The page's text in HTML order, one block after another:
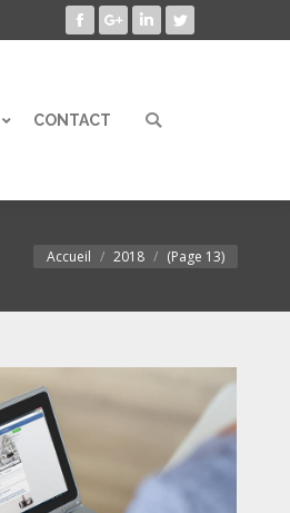
Facebook
Google+LinkedInTwitter
CONTACT Search:
Vous êtes ici :
Accueil 2018 (Page 13)